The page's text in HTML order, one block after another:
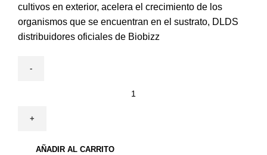
cultivos en exterior, acelera el crecimiento de los
organismos que se encuentran en el sustrato, DLDS
distribuidores oficiales de Biobizz
AÑADIR AL CARRITO